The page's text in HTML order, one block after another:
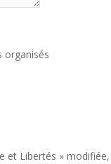
organisés
et Libertés »